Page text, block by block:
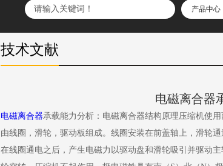
产品中心
技术文献
电磁离合器
电磁离合器承载能力分析：电磁离合器结构原理压缩机使
由线圈，滑轮，驱动板组成。线圈安装在前盖轴上，滑轮
在线圈通电之后，产生电磁力以驱动盘和滑轮吸引并驱动